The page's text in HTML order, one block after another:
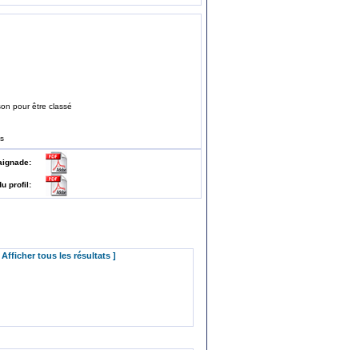
pour être classé
du profil:
Afficher tous les résultats ]